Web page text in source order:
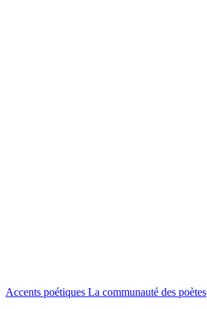
Accents poétiques La communauté des poètes